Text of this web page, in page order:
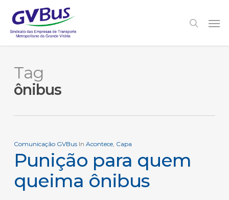
main
content
search
Tag
ônibus
Comunicação GVBus In Acontece, Capa
Punição para quem
queima ônibus